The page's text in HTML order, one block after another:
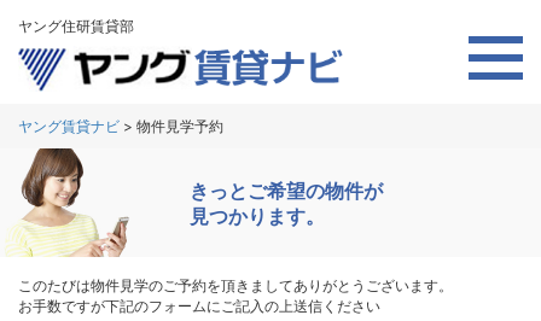
ヤング住研賃貸部
ヤング賃貸ナビ > 物件見学予約
きっとご希望の物件が
見つかります。
このたびは物件見学のご予約を頂きましてありがとうございます。
お手数ですが下記のフォームにご記入の上送信ください